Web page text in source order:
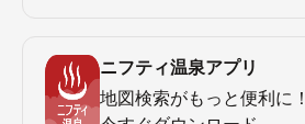
ニフティ温泉アプリ
地図検索がもっと便利に！